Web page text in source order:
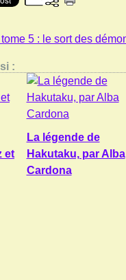
:
et
La légende de
Hakutaku, par Alba
Cardona